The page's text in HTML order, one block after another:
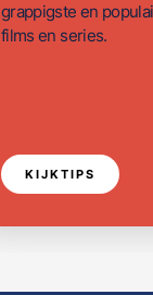
grappigste en
films en series.
KIJKTIPS